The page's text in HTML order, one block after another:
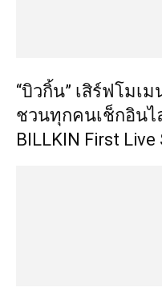
“บิวกิ้น” เสิร์ฟโมเ
ชวนทุกคนเช็กอินไ
BILLKIN First